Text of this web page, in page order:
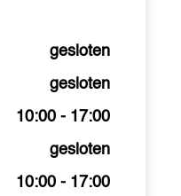
gesloten
gesloten
10:00 - 17:00
gesloten
10:00 - 17:00